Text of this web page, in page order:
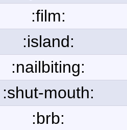
:film:
:island:
:nailbiting:
:shut-mouth:
:brb: